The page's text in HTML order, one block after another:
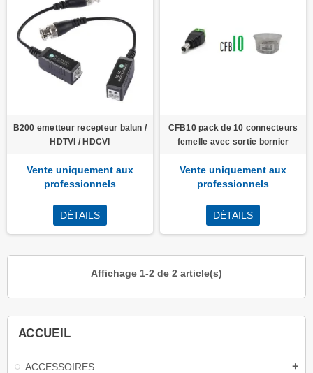
ACCUEIL
ACCESSOIRES add
B200 emetteur recepteur balun /
HDTVI / HDCVI
Vente uniquement aux
professionnels
DÉTAILS
CFB10 pack de 10 connecteurs
femelle avec sortie bornier
Vente uniquement aux
professionnels
DÉTAILS
Affichage 1-2 de 2 article(s)